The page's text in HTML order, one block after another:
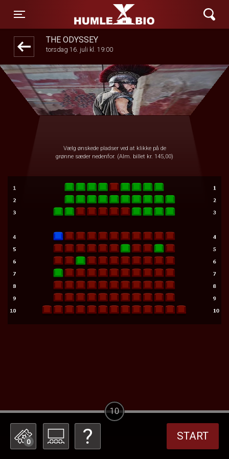
Toggle navigation
Humle Bio
THE ODYSSEY
torsdag 16. juli kl. 19:00
Vælg ønskede pladser ved at klikke på de
grønne sæder nedenfor. (Alm. billet kr. 145,00)
0 START
10
front03-cc 125209